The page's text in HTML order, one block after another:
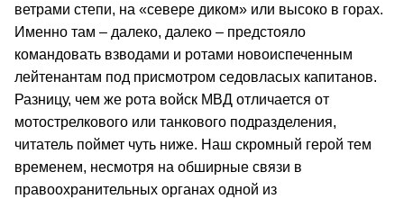
ветрами степи, на «севере диком» или высоко в горах.
Именно там – далеко, далеко – предстояло
командовать взводами и ротами новоиспеченным
лейтенантам под присмотром седовласых капитанов.
Разницу, чем же рота войск МВД отличается от
мотострелкового или танкового подразделения,
читатель поймет чуть ниже. Наш скромный герой тем
временем, несмотря на обширные связи в
правоохранительных органах одной из